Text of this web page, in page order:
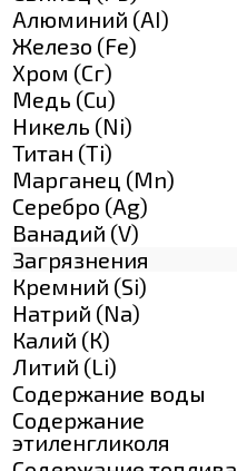
Алюминий (AI)
Железо (Fe)
Хром (Сг)
Медь (Cu)
Никель (Ni)
Титан (Ti)
Марганец (Mn)
Серебро (Ag)
Ванадий (V)
Загрязнения
Кремний (Si)
Натрий (Na)
Калий (К)
Литий (Li)
Содержание воды
Содержание
этиленгликоля